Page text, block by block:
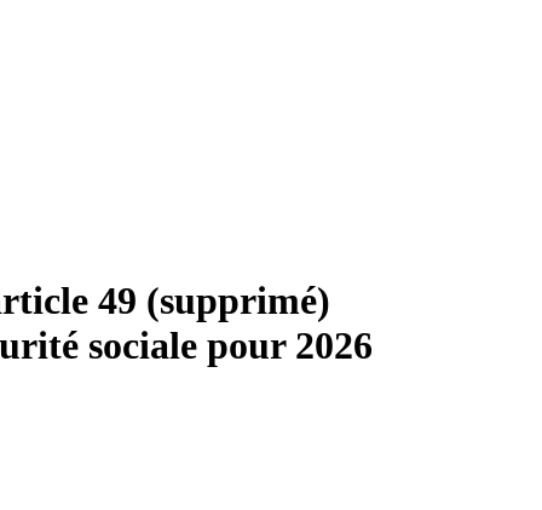
49 (supprimé)
sociale pour 2026